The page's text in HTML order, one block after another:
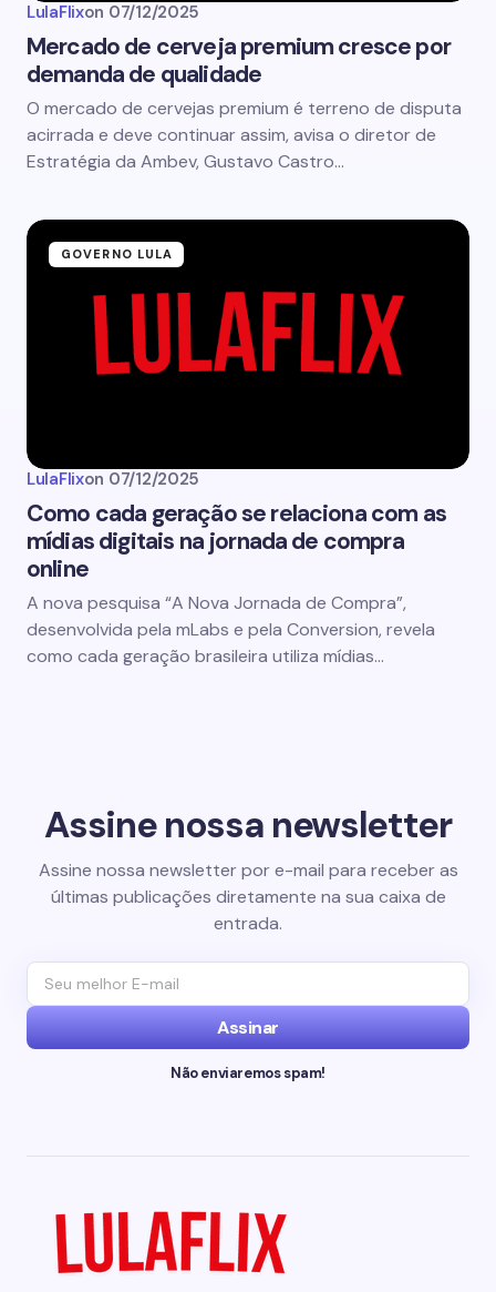
LulaFlixon 07/12/2025
Mercado de cerveja premium cresce por
demanda de qualidade
O mercado de cervejas premium é terreno de disputa
acirrada e deve continuar assim, avisa o diretor de
Estratégia da Ambev, Gustavo Castro…
GOVERNO LULA
LulaFlixon 07/12/2025
Como cada geração se relaciona com as
mídias digitais na jornada de compra
online
A nova pesquisa “A Nova Jornada de Compra”,
desenvolvida pela mLabs e pela Conversion, revela
como cada geração brasileira utiliza mídias…
Assine nossa newsletter
Assine nossa newsletter por e-mail para receber as
últimas publicações diretamente na sua caixa de
entrada.
Assinar
Não enviaremos spam!